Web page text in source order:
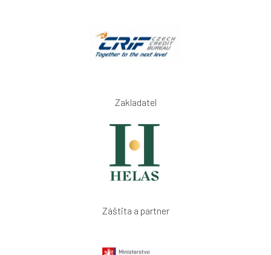
Zakladatel
Záštita a partner